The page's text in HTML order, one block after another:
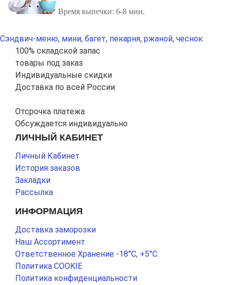
Время выпечки: 6-8 мин.
Сэндвич-меню, мини, багет, пекарня, ржаной, чеснок
100% складской запас
товары под заказ
Индивидуальные скидки
Доставка по всей России
Отсрочка платежа
Обсуждается индивидуально
ЛИЧНЫЙ КАБИНЕТ
Личный Кабинет
История заказов
Закладки
Рассылка
ИНФОРМАЦИЯ
Доставка заморозки
Наш Ассортимент
Ответственное Хранение -18°С, +5°С.
Политика COOKIE
Политика конфиденциальности